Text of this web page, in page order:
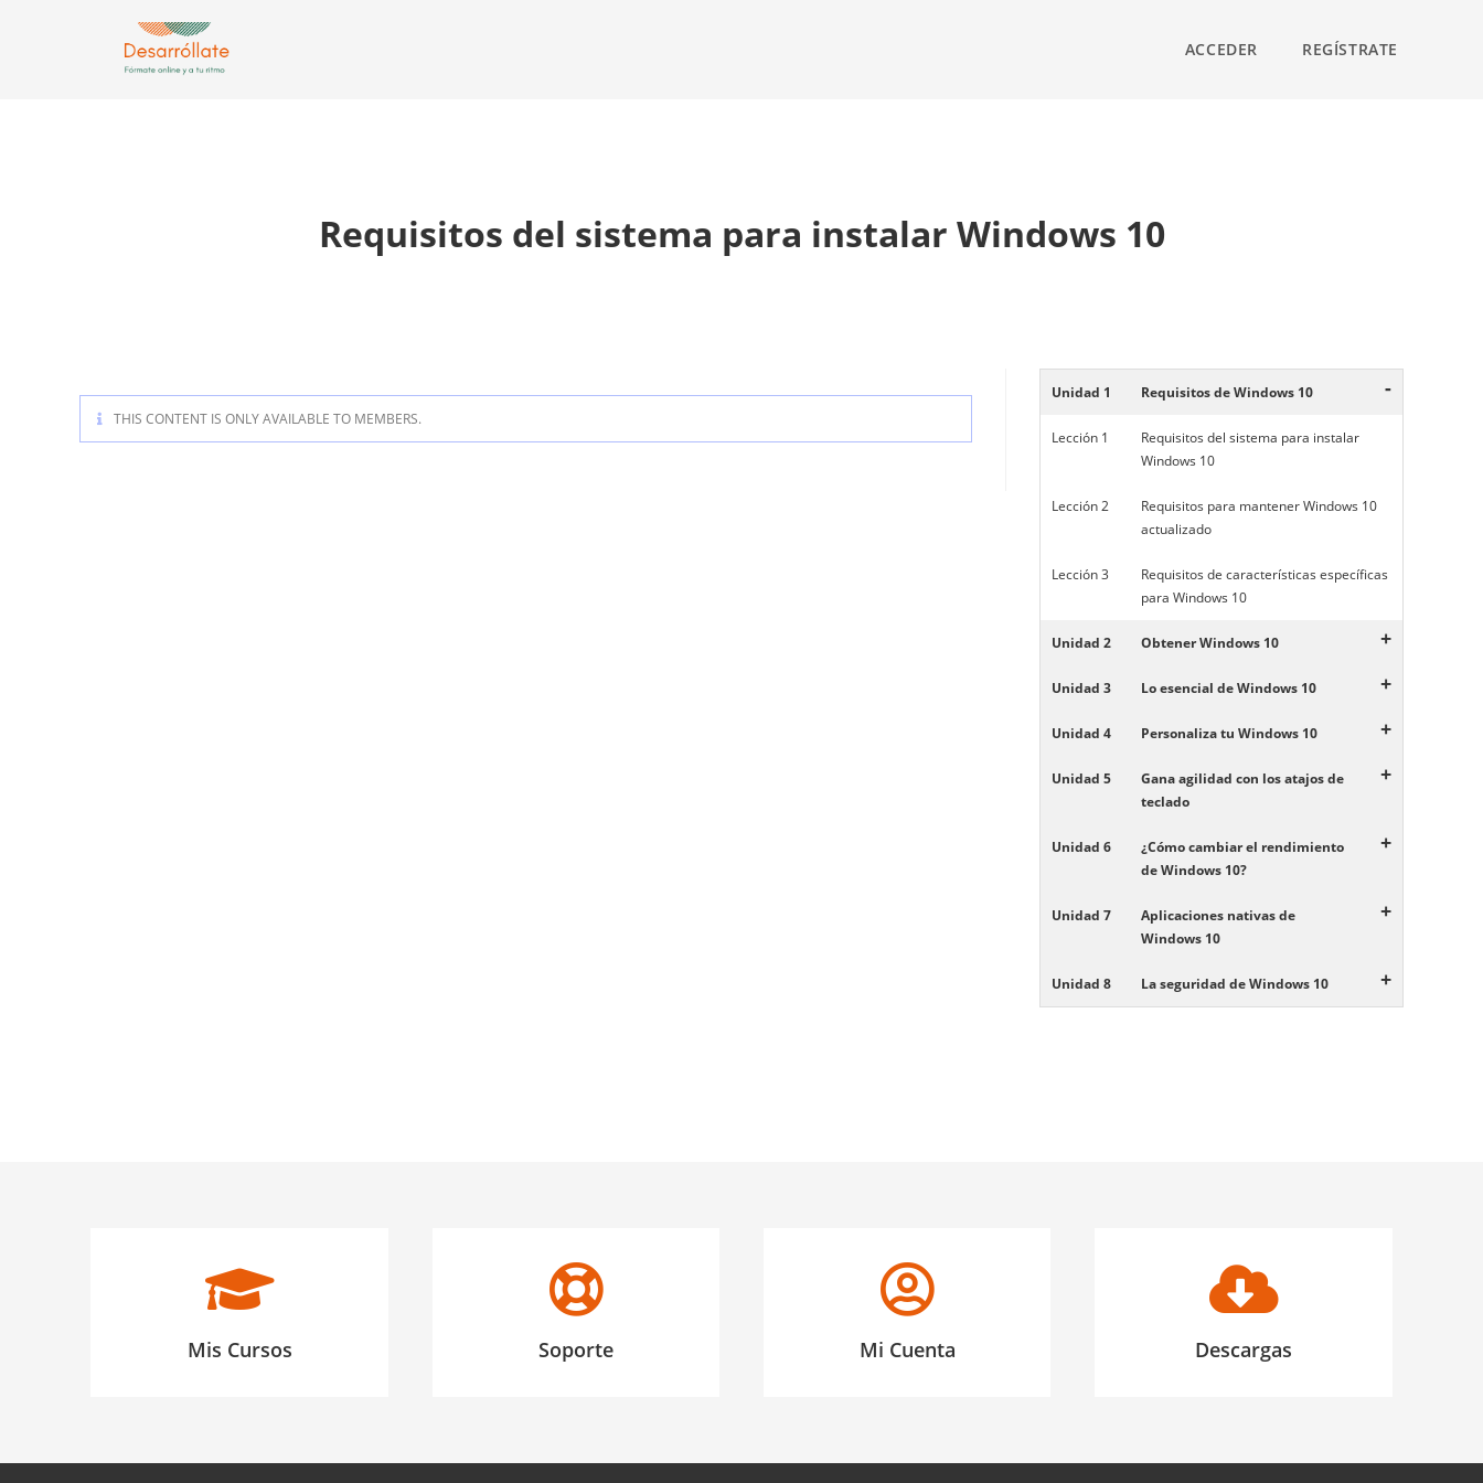
ACCEDER REGÍSTRATE
Requisitos del sistema para instalar Windows 10
THIS CONTENT IS ONLY AVAILABLE TO MEMBERS.
Unidad 1 Requisitos de Windows 10 -
Lección 1
Requisitos del sistema para instalar
Windows 10
Lección 2
Requisitos para mantener Windows 10
actualizado
Lección 3
Requisitos de características específicas
para Windows 10
Unidad 2 Obtener Windows 10 +
Unidad 3 Lo esencial de Windows 10 +
Unidad 4 Personaliza tu Windows 10 +
Unidad 5
Gana agilidad con los atajos de
teclado
+
Unidad 6
¿Cómo cambiar el rendimiento
de Windows 10?
+
Unidad 7
Aplicaciones nativas de
Windows 10
+
Unidad 8 La seguridad de Windows 10 +
Mis Cursos Soporte Mi Cuenta Descargas